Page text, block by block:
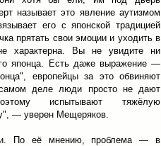
называет это явление аутизмом
его с японской традицией
прятать свои эмоции и уходить в
характерна. Вы не увидите ни
японца. Есть даже выражение —
европейцы за это обвиняют
деле люди просто не дают
испытывают тяжёлую
— уверен Мещеряков.
По её мнению, проблема — в